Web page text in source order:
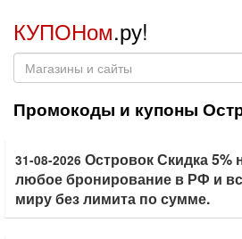
КУПОНом.ру!
Промокоды и купоны
31-08-2026 Островок Скидка 5%
любое бронирование в РФ и
миру без лимита по сумме.